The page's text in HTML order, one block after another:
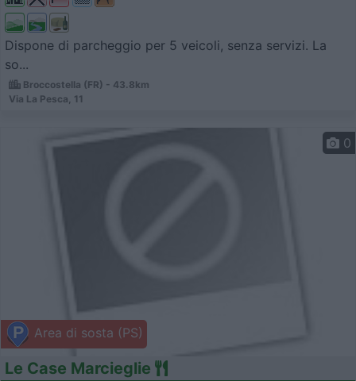
Dispone di parcheggio per 5 veicoli, senza servizi. La
so...
Broccostella (FR) - 43.8km
Via La Pesca, 11
Area di sosta (PS)
0
Le Case Marcieglie